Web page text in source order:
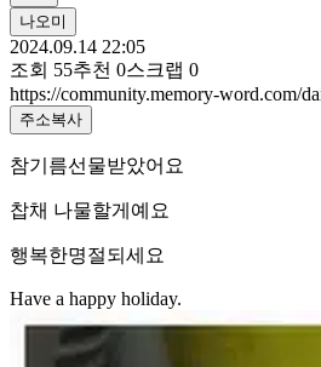
나오미
2024.09.14 22:05
조회 55추천 0스크랩 0
https://community.memory-word.com/
주소복사
참기름선물받았어요
찹채 나물할게예요
행복한명절되세요
Have a happy holiday.